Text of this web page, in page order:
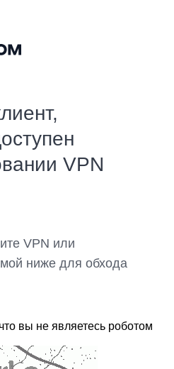
VPN
VPN или
ниже для обхода
вы не являетесь роботом